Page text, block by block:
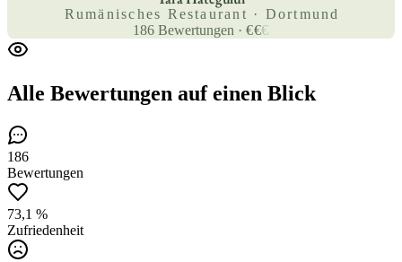
Rumänisches Restaurant · Dortmund
186 Bewertungen ·€€€
Alle Bewertungen auf einen Blick
186
Bewertungen
73,1 %
Zufriedenheit